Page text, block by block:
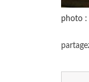
photo :